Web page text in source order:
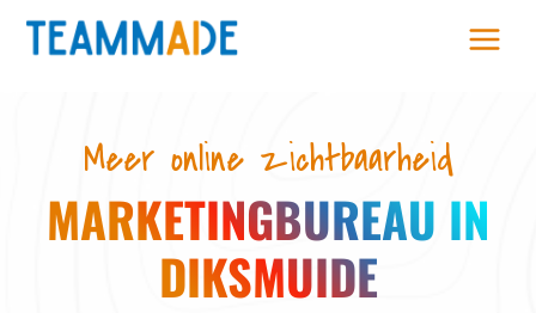
Skip
Meer online zichtbaarheid
MARKETINGBUREAU IN
DIKSMUIDE